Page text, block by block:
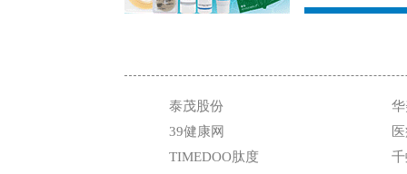
泰茂股份
39健康网
TIMEDOO肽度